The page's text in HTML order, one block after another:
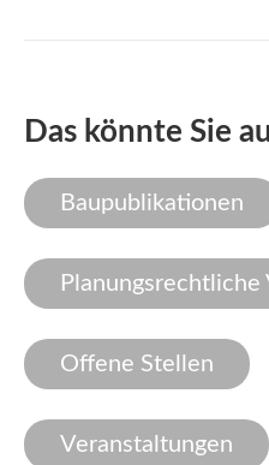
Das könnte Sie
Baupublikationen
Planungsrechtliche
Offene Stellen
Veranstaltungen